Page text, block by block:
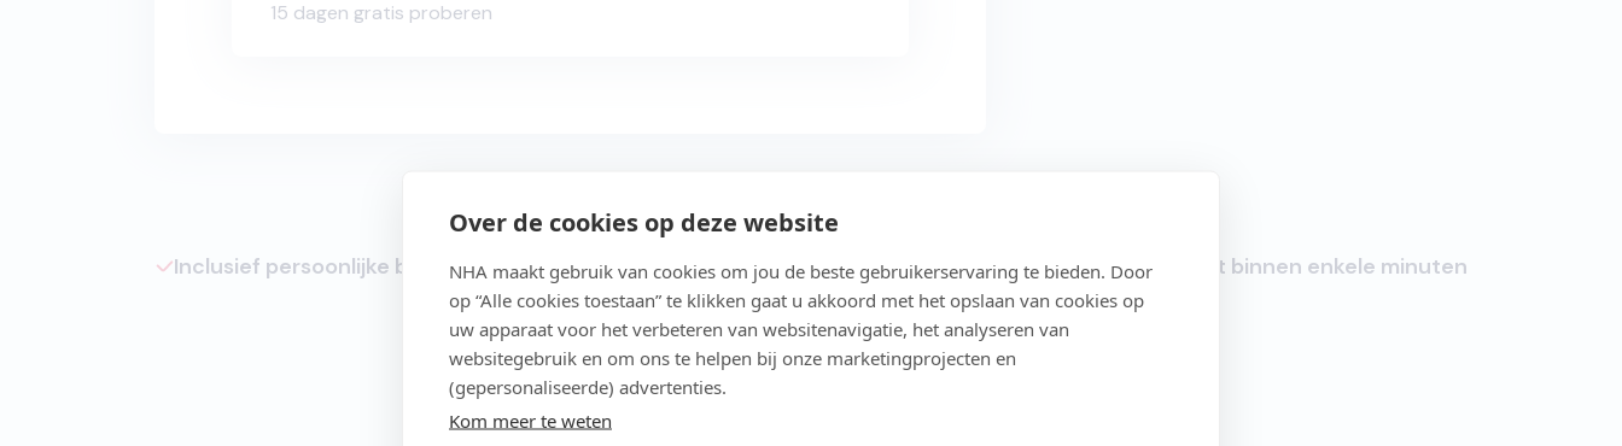
Over de cookies op deze website
NHA maakt gebruik van cookies om jou de beste gebruikerservaring te bieden. Door
op “Alle cookies toestaan” te klikken gaat u akkoord met het opslaan van cookies op
uw apparaat voor het verbeteren van websitenavigatie, het analyseren van
websitegebruik en om ons te helpen bij onze marketingprojecten en
(gepersonaliseerde) advertenties.
Kom meer te weten
15 dagen gratis proberen
Inclusief persoonlijke begeleiding Studeer in jouw eigen tempo Start binnen enkele minuten